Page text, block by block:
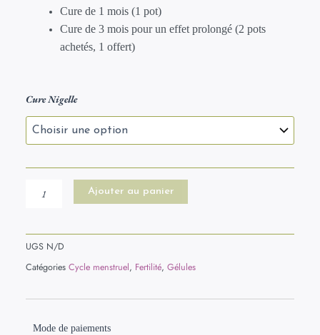
Cure de 1 mois (1 pot)
Cure de 3 mois pour un effet prolongé (2 pots
achetés, 1 offert)
Cure Nigelle
quantité
Gélules
|
pure
Ajouter au panier
UGS N/D
Catégories Cycle menstruel, Fertilité, Gélules
Mode de paiements